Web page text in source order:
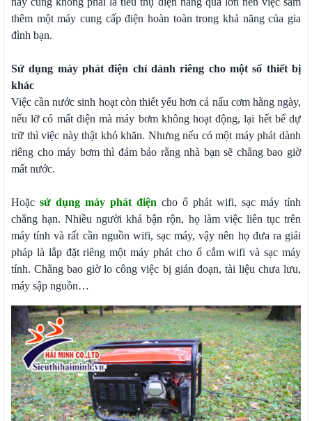
thêm một máy cung cấp điện hoàn toàn trong khả năng của gia
đình bạn.
Sử dụng máy phát điện chỉ dành riêng cho một số thiết bị
khác
Việc cần nước sinh hoạt còn thiết yếu hơn cả nấu cơm hằng ngày,
nếu lỡ có mất điện mà máy bơm không hoạt động, lại hết bể dự
trữ thì việc này thật khó khăn. Nhưng nếu có một máy phát dành
riêng cho máy bơm thì đảm bảo rằng nhà bạn sẽ chẳng bao giờ
mất nước.
Hoặc sử dụng máy phát điện cho ổ phát wifi, sạc máy tính
chẳng hạn. Nhiều người khá bận rộn, họ làm việc liên tục trên
máy tính và rất cần nguồn wifi, sạc máy, vậy nên họ đưa ra giải
pháp là lắp đặt riêng một máy phát cho ổ cắm wifi và sạc máy
tính. Chẳng bao giờ lo công việc bị gián đoạn, tài liệu chưa lưu,
máy sập nguồn…